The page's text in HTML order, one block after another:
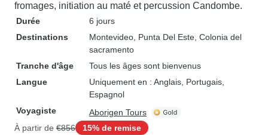
fromages, initiation au maté et percussion Candombe.
Durée
6 jours
Destinations
Montevideo , Punta Del Este , Colonia del
sacramento
Tranche d'âge
Tous les âges sont bienvenus
Langue
Uniquement en : Anglais, Portugais,
Espagnol
Voyagiste
Aborigen Tours
À partir de €856 15% de remise